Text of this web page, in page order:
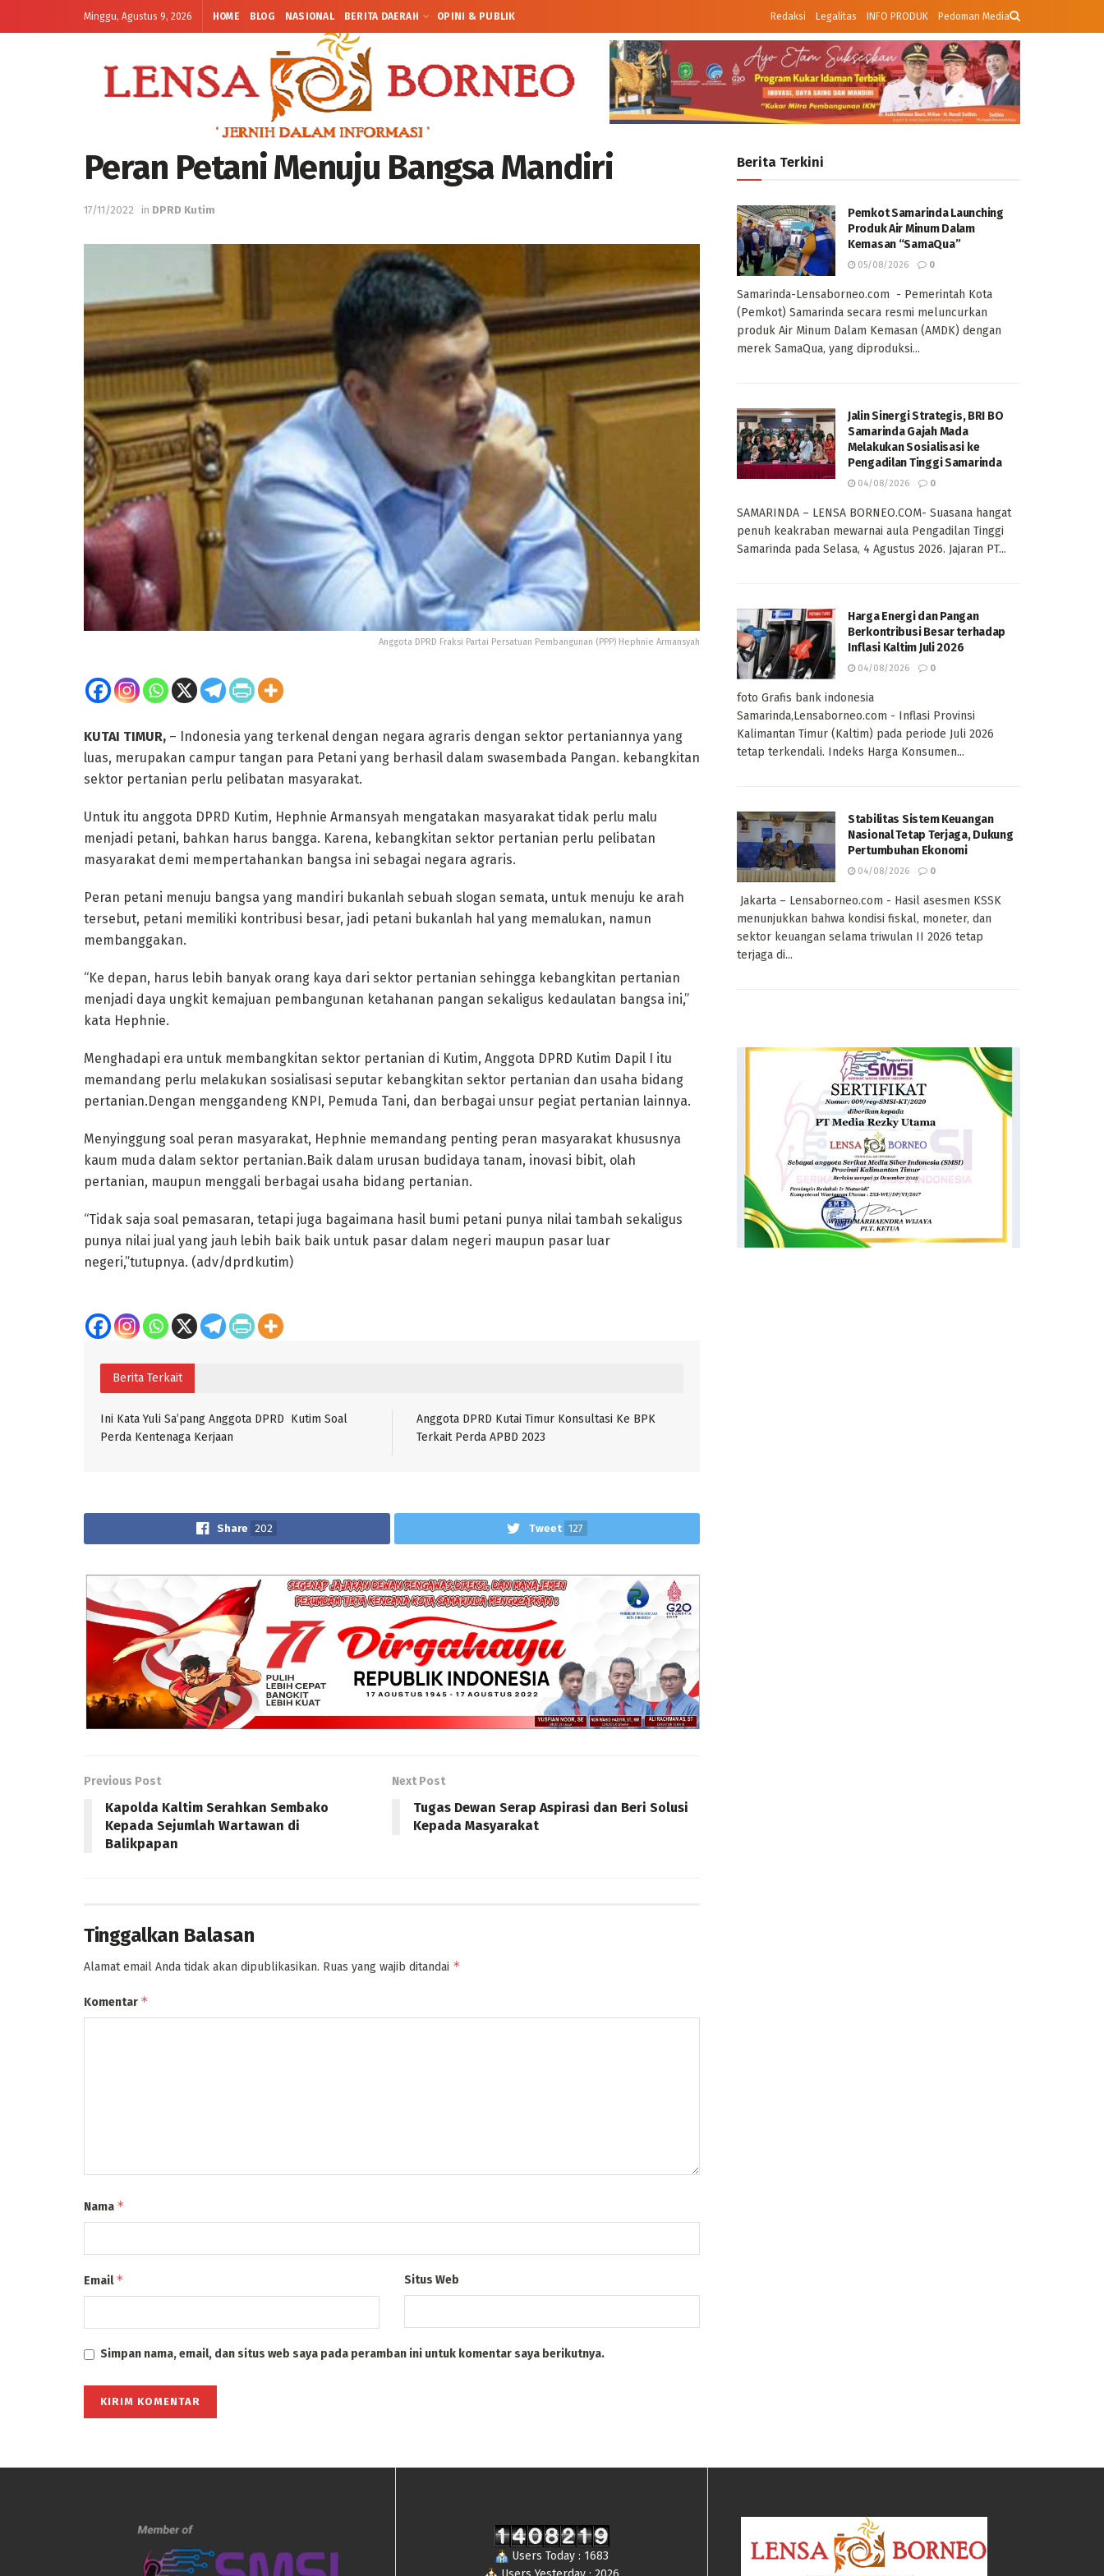
Minggu, Agustus 9, 2026 HOME BLOG NASIONAL BERITA DAERAH OPINI & PUBLIK Redaksi Legalitas INFO PRODUK Pedoman Media
Peran Petani Menuju Bangsa Mandiri
17/11/2022 in DPRD Kutim
Anggota DPRD Fraksi Partai Persatuan Pembangunan (PPP) Hephnie Armansyah
KUTAI TIMUR, – Indonesia yang terkenal dengan negara agraris dengan sektor pertaniannya yang
luas, merupakan campur tangan para Petani yang berhasil dalam swasembada Pangan. kebangkitan
sektor pertanian perlu pelibatan masyarakat.
Untuk itu anggota DPRD Kutim, Hephnie Armansyah mengatakan masyarakat tidak perlu malu
menjadi petani, bahkan harus bangga. Karena, kebangkitan sektor pertanian perlu pelibatan
masyarakat demi mempertahankan bangsa ini sebagai negara agraris.
Peran petani menuju bangsa yang mandiri bukanlah sebuah slogan semata, untuk menuju ke arah
tersebut, petani memiliki kontribusi besar, jadi petani bukanlah hal yang memalukan, namun
membanggakan.
“Ke depan, harus lebih banyak orang kaya dari sektor pertanian sehingga kebangkitan pertanian
menjadi daya ungkit kemajuan pembangunan ketahanan pangan sekaligus kedaulatan bangsa ini,”
kata Hephnie.
Menghadapi era untuk membangkitan sektor pertanian di Kutim, Anggota DPRD Kutim Dapil I itu
memandang perlu melakukan sosialisasi seputar kebangkitan sektor pertanian dan usaha bidang
pertanian.Dengan menggandeng KNPI, Pemuda Tani, dan berbagai unsur pegiat pertanian lainnya.
Menyinggung soal peran masyarakat, Hephnie memandang penting peran masyarakat khususnya
kaum muda dalam sektor pertanian.Baik dalam urusan budidaya tanam, inovasi bibit, olah
pertanian, maupun menggali berbagai usaha bidang pertanian.
“Tidak saja soal pemasaran, tetapi juga bagaimana hasil bumi petani punya nilai tambah sekaligus
punya nilai jual yang jauh lebih baik baik untuk pasar dalam negeri maupun pasar luar
negeri,”tutupnya. (adv/dprdkutim)
Berita Terkait
Ini Kata Yuli Sa’pang Anggota DPRD Kutim Soal
Perda Kentenaga Kerjaan
Anggota DPRD Kutai Timur Konsultasi Ke BPK
Terkait Perda APBD 2023
Share 202 Tweet 127
Previous Post
Kapolda Kaltim Serahkan Sembako
Kepada Sejumlah Wartawan di
Balikpapan
Next Post
Tugas Dewan Serap Aspirasi dan Beri Solusi
Kepada Masyarakat
Tinggalkan Balasan
Alamat email Anda tidak akan dipublikasikan. Ruas yang wajib ditandai *
Komentar *
Nama *
Email* Situs Web
Simpan nama, email, dan situs web saya pada peramban ini untuk komentar saya berikutnya.
Berita Terkini
Pemkot Samarinda Launching
Produk Air Minum Dalam
Kemasan “SamaQua”
05/08/2026 0
Samarinda-Lensaborneo.com - Pemerintah Kota
(Pemkot) Samarinda secara resmi meluncurkan
produk Air Minum Dalam Kemasan (AMDK) dengan
merek SamaQua, yang diproduksi...
Jalin Sinergi Strategis, BRI BO
Samarinda Gajah Mada
Melakukan Sosialisasi ke
Pengadilan Tinggi Samarinda
04/08/2026 0
SAMARINDA – LENSA BORNEO.COM- Suasana hangat
penuh keakraban mewarnai aula Pengadilan Tinggi
Samarinda pada Selasa, 4 Agustus 2026. Jajaran PT...
Harga Energi dan Pangan
Berkontribusi Besar terhadap
Inflasi Kaltim Juli 2026
04/08/2026 0
foto Grafis bank indonesia
Samarinda,Lensaborneo.com - Inflasi Provinsi
Kalimantan Timur (Kaltim) pada periode Juli 2026
tetap terkendali. Indeks Harga Konsumen...
Stabilitas Sistem Keuangan
Nasional Tetap Terjaga, Dukung
Pertumbuhan Ekonomi
04/08/2026 0
Jakarta – Lensaborneo.com - Hasil asesmen KSSK
menunjukkan bahwa kondisi fiskal, moneter, dan
sektor keuangan selama triwulan II 2026 tetap
terjaga di...
Users Today : 1683